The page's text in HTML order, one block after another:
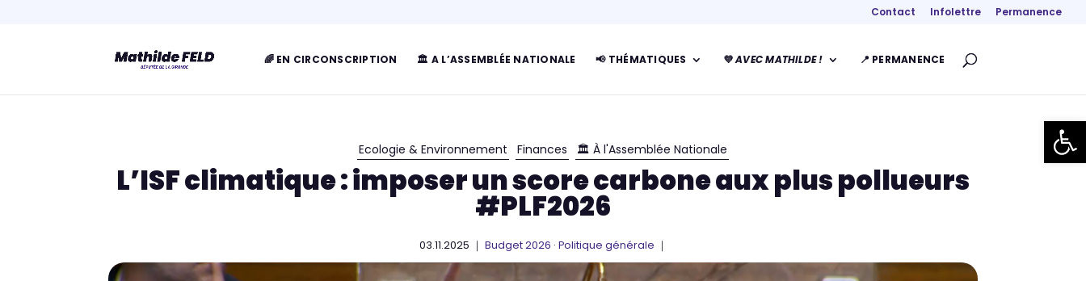
Ouvrir
Contact Infolettre Permanence
🌈 EN CIRCONSCRIPTION 🏛 A L’ASSEMBLÉE NATIONALE 📢 THÉMATIQUES 💜AVEC MATHILDE ! 📍 PERMANENCE
Ecologie & Environnement Finances 🏛 À l'Assemblée Nationale
L’ISF climatique : imposer un score carbone aux plus pollueurs
#PLF2026
03.11.2025 ｜ Budget 2026 · Politique générale ｜